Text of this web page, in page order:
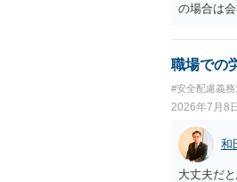
の場合は
でしょう。
職場での
#安全配慮義務
2026年7月8
和
大丈夫だと